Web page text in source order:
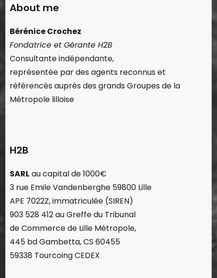
About me
Bérénice Crochez
Fondatrice et Gérante H2B
Consultante indépendante,
représentée par des agents reconnus et
référencés auprès des grands Groupes de la
Métropole lilloise
H2B
SARLau capital de 1000€
3 rue Emile Vandenberghe 59800 Lille
APE 7022Z,immatriculée (SIREN)
903 528 412au Greffe du Tribunal
de Commerce de Lille Métropole,
445 bd Gambetta, CS 60455
59338 Tourcoing CEDEX